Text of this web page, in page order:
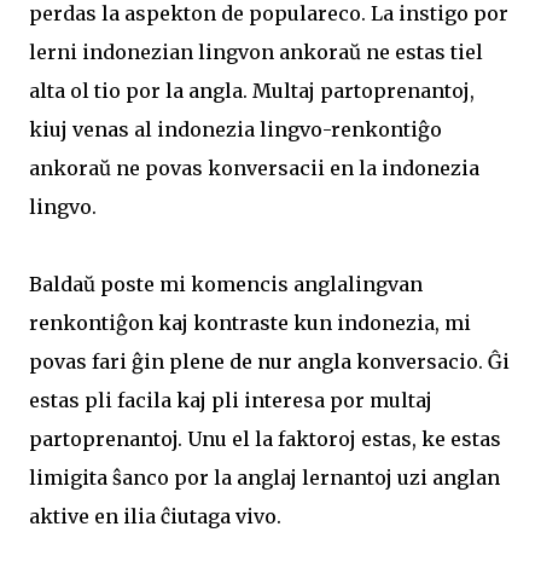
perdas la aspekton de populareco. La instigo por
lerni indonezian lingvon ankoraŭ ne estas tiel
alta ol tio por la angla. Multaj partoprenantoj,
kiuj venas al indonezia lingvo-renkontiĝo
ankoraŭ ne povas konversacii en la indonezia
lingvo.
Baldaŭ poste mi komencis anglalingvan
renkontiĝon kaj kontraste kun indonezia, mi
povas fari ĝin plene de nur angla konversacio. Ĝi
estas pli facila kaj pli interesa por multaj
partoprenantoj. Unu el la faktoroj estas, ke estas
limigita ŝanco por la anglaj lernantoj uzi anglan
aktive en ilia ĉiutaga vivo.